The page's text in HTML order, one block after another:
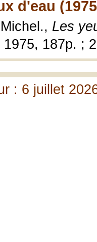
d'eau
Les
1975, 187p. ;
: 6 juillet